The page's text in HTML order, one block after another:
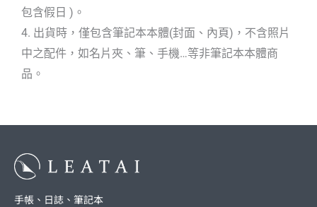
包含假日 )。
4. 出貨時，僅包含筆記本本體(封面、內頁)，不含照片
中之配件，如名片夾、筆、手機…等非筆記本本體商
品。
手帳、日誌、筆記本